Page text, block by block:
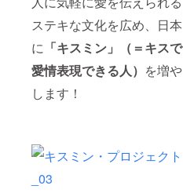
ステキな文化を広め、日本
に 「キスミン」（＝キスで
愛情表現できる人） を増や
します！